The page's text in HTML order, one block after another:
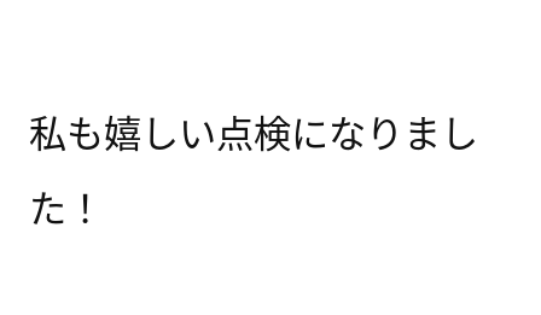
私も嬉しい点検になりまし
た！